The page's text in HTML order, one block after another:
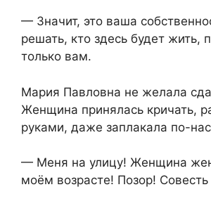
— Значит, это ваша
решать, кто здесь будет жить,
только вам.
Мария Павловна не желала
Женщина принялась кричать,
руками, даже заплакала по-
— Меня на улицу! Женщина
моём возрасте! Позор! Совесть